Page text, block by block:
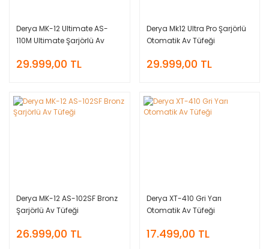
Derya MK-12 Ultimate AS-
110M Ultimate Şarjörlü Av
29.999,00 TL
Derya Mk12 Ultra Pro Şarjörlü
Otomatik Av Tüfeği
29.999,00 TL
Derya MK-12 AS-102SF Bronz
Şarjörlü Av Tüfeği
26.999,00 TL
Derya XT-410 Gri Yarı
Otomatik Av Tüfeği
17.499,00 TL